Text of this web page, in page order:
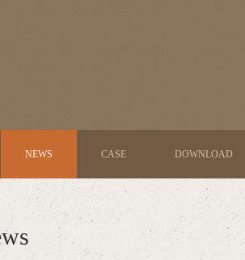
NEWS CASE DOWNLOAD